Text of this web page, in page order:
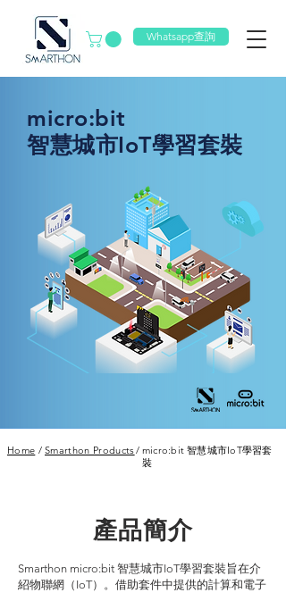
Whatsapp查詢
micro:bit
智慧城市IoT學習套裝
Home / Smarthon Products/ micro:bit 智慧城市IoT學習套
裝
產品簡介
Smarthon micro:bit 智慧城市IoT學習套裝旨在介
紹物聯網（IoT）。借助套件中提供的計算和電子